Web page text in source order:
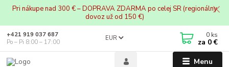
Pri nákupe nad 300 € – DOPRAVA ZDARMA po celej SR (regionálny
dovoz už od 150 €)
Menu
EUR
+421 919 037 687
Po – Pi 8:00 – 17:00
0 ks
za 0 €